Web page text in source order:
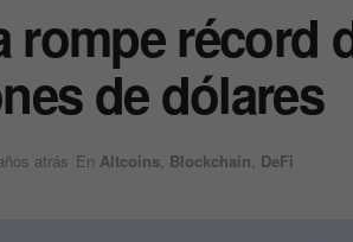
rompe récord
de dólares
atrás En Altcoins Blockchain DeFi